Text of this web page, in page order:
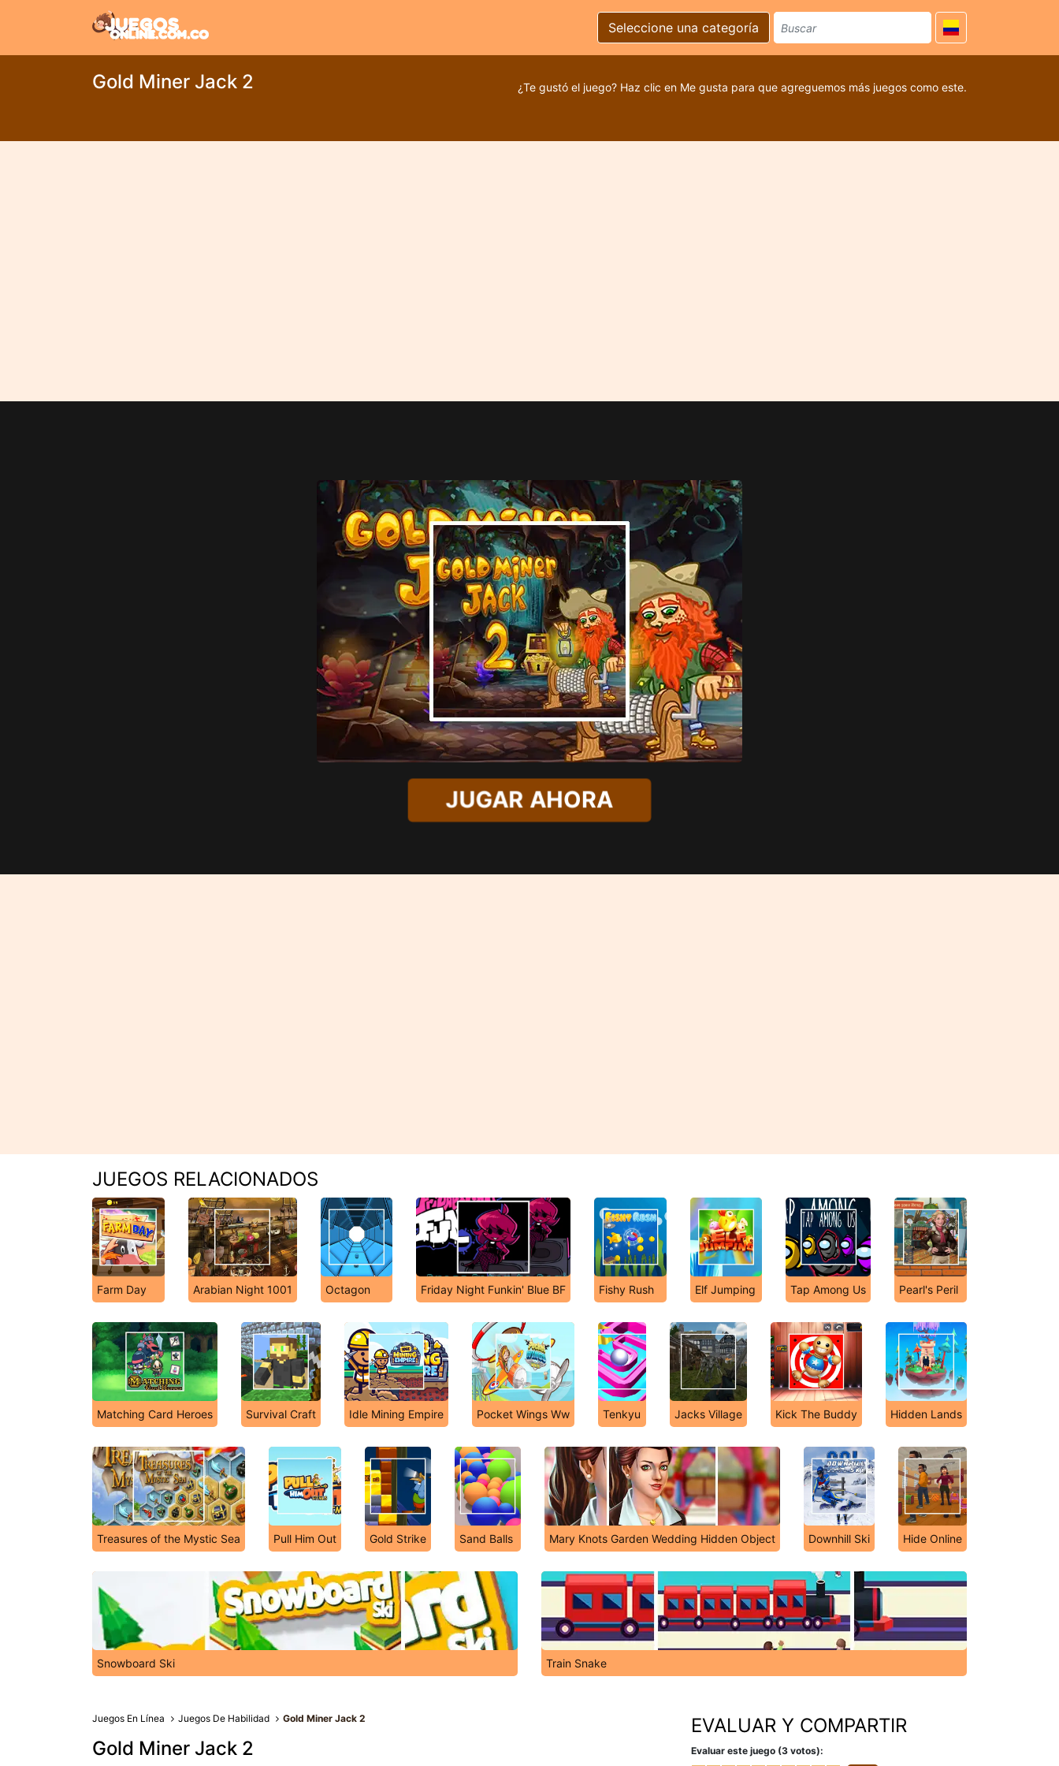
Seleccione una categoría
Gold Miner Jack 2 ¿Te gustó el juego? Haz clic en Me gusta para que agreguemos más juegos como este.
JUGAR AHORA
JUEGOS RELACIONADOS
Farm Day Arabian Night 1001 Octagon Friday Night Funkin' Blue BF Fishy Rush Elf Jumping Tap Among Us Pearl's Peril
Matching Card Heroes Survival Craft Idle Mining Empire Pocket Wings Ww Tenkyu Jacks Village Kick The Buddy Hidden Lands
Treasures of the Mystic Sea Pull Him Out Gold Strike Sand Balls Mary Knots Garden Wedding Hidden Object Downhill Ski Hide Online
Snowboard Ski Train Snake
Juegos En Línea Juegos De Habilidad Gold Miner Jack 2
Gold Miner Jack 2
EVALUAR Y COMPARTIR
Evaluar este juego (3 votos):